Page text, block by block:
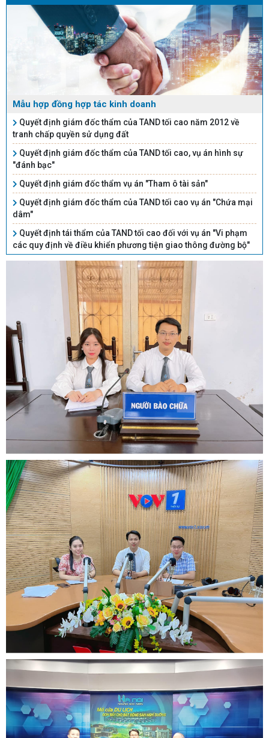
Mẫu hợp đồng hợp tác kinh doanh
Quyết định giám đốc thẩm của TAND tối cao năm 2012 về
tranh chấp quyền sử dụng đất
Quyết định giám đốc thẩm của TAND tối cao, vụ án hình sự
"đánh bạc"
Quyết định giám đốc thẩm vụ án "Tham ô tài sản"
Quyết định giám đốc thẩm của TAND tối cao vụ án "Chứa mại
dâm"
Quyết định tái thẩm của TAND tối cao đối với vụ án "Vi phạm
các quy định về điều khiển phương tiện giao thông đường bộ"